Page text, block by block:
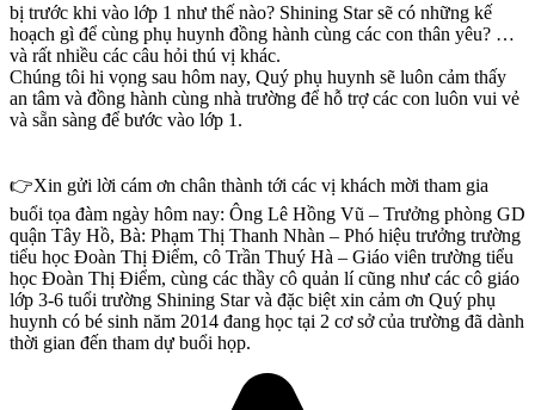
bị trước khi vào lớp 1 như thế nào? Shining Star sẽ có những kế
hoạch gì để cùng phụ huynh đồng hành cùng các con thân yêu? …
và rất nhiều các câu hỏi thú vị khác.
Chúng tôi hi vọng sau hôm nay, Quý phụ huynh sẽ luôn cảm thấy
an tâm và đồng hành cùng nhà trường để hỗ trợ các con luôn vui vẻ
và sẵn sàng để bước vào lớp 1.
👉Xin gửi lời cám ơn chân thành tới các vị khách mời tham gia
buổi tọa đàm ngày hôm nay: Ông Lê Hồng Vũ – Trưởng phòng GD
quận Tây Hồ, Bà: Phạm Thị Thanh Nhàn – Phó hiệu trưởng trường
tiểu học Đoàn Thị Điểm, cô Trần Thuý Hà – Giáo viên trường tiểu
học Đoàn Thị Điểm, cùng các thầy cô quản lí cũng như các cô giáo
lớp 3-6 tuổi trường Shining Star và đặc biệt xin cảm ơn Quý phụ
huynh có bé sinh năm 2014 đang học tại 2 cơ sở của trường đã dành
thời gian đến tham dự buổi họp.